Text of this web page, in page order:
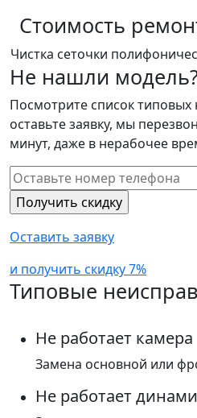
Стоимость
Чистка сеточки
Не нашли
Посмотрите список типовых
оставьте заявку, мы
минут, даже в нерабочее
Оставить заявку
и получить скидку 7%
Типовые
Не работает камера
Замена основной или
Не работает